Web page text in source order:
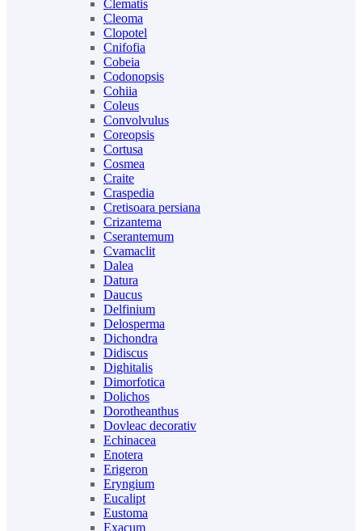
Clematis
Cleoma
Clopotel
Cnifofia
Cobeia
Codonopsis
Cohiia
Coleus
Convolvulus
Coreopsis
Cortusa
Cosmea
Craite
Craspedia
Cretisoara persiana
Crizantema
Cserantemum
Cvamaclit
Dalea
Datura
Daucus
Delfinium
Delosperma
Dichondra
Didiscus
Dighitalis
Dimorfotica
Dolichos
Dorotheanthus
Dovleac decorativ
Echinacea
Enotera
Erigeron
Eryngium
Eucalipt
Eustoma
Exacum